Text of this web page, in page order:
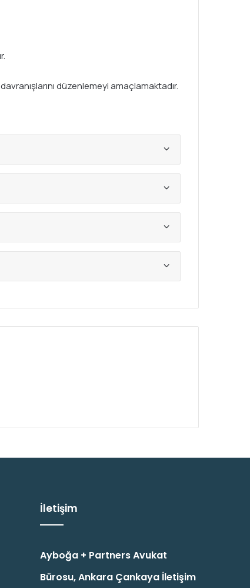
düzenlemeyi amaçlamaktadır.
İletişim
Ayboğa + Partners Avukat
Bürosu, Ankara Çankaya İletişim